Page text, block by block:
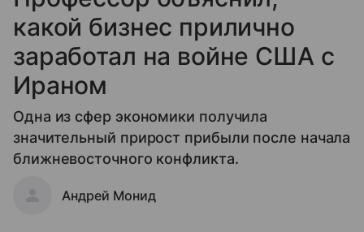
какой бизнес прилично
заработал на войне США с
Ираном
Одна из сфер экономики получила
значительный прирост прибыли после начала
ближневосточного конфликта.
Андрей Монид